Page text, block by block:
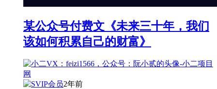
某公众号付费文《未来三十年，我们
该如何积累自己的财富》
2年前